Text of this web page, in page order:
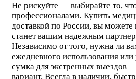
Не рискуйте — выбирайте то,
профессионалами. Купить
доставкой по России, вы
станет вашим надежным
Независимо от того, нужна ли
ежедневного использования
сумка для экстренных выездов
вариант. Всегда в наличии,